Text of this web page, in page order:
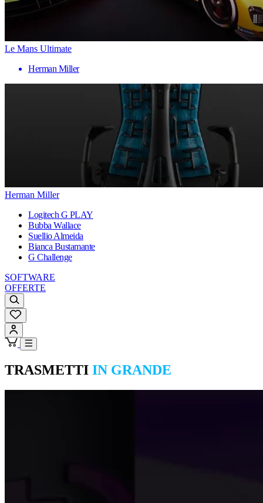
Le Mans Ultimate
Herman Miller
Herman Miller
Logitech G PLAY
Bubba Wallace
Suellio Almeida
Bianca Bustamante
G Challenge
SOFTWARE
OFFERTE
TRASMETTI IN GRANDE